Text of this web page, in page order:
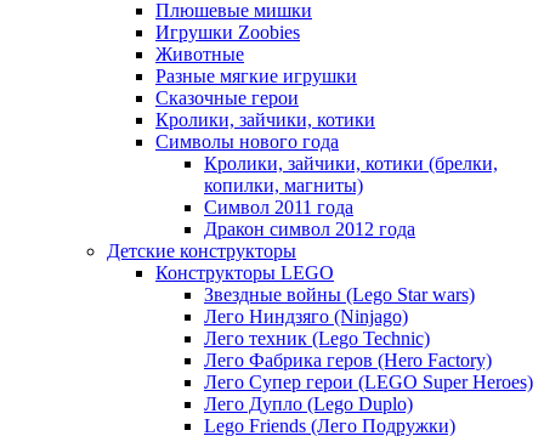
Плюшевые мишки
Игрушки Zoobies
Животные
Разные мягкие игрушки
Сказочные герои
Кролики, зайчики, котики
Символы нового года
Кролики, зайчики, котики (брелки,
копилки, магниты)
Cимвол 2011 года
Дракон символ 2012 года
Детские конструкторы
Конструкторы LEGO
Звездные войны (Lego Star wars)
Лего Ниндзяго (Ninjago)
Лего техник (Lego Technic)
Лего Фабрика геров (Hero Factory)
Лего Супер герои (LEGO Super Heroes)
Лего Дупло (Lego Duplo)
Lego Friends (Лего Подружки)